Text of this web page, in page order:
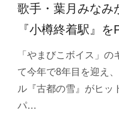
歌手・葉月みな
『小樽終着駅』を
「やまびこボイス」
て今年で8年目を迎え
ル『古都の雪』がヒッ
パ…